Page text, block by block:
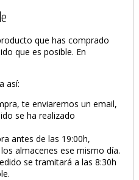
que has comprado
que es posible. En
así:
te enviaremos un email,
se ha realizado
antes de las 19:00h,
almacenes ese mismo día.
se tramitará a las 8:30h